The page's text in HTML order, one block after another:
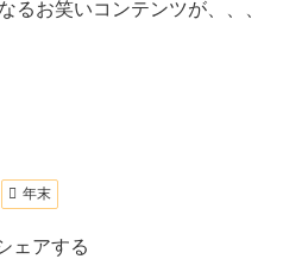
るお笑いコンテンツが、、、
年末
ェアする